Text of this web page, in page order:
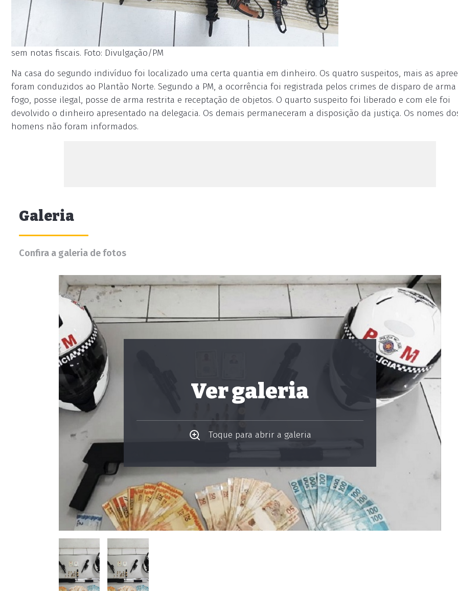
sem notas fiscais. Foto: Divulgação/PM
Na casa do segundo indivíduo foi localizado uma certa quantia em dinheiro. Os quatro suspeitos, mais as
foram conduzidos ao Plantão Norte. Segundo a PM, a ocorrência foi registrada pelos crimes de disparo de arma
fogo, posse ilegal, posse de arma restrita e receptação de objetos. O quarto suspeito foi liberado e com ele foi
devolvido o dinheiro apresentado na delegacia. Os demais permaneceram a disposição da justiça. Os nomes
homens não foram informados.
Galeria
Confira a galeria de fotos
Ver galeria
Toque para abrir a galeria